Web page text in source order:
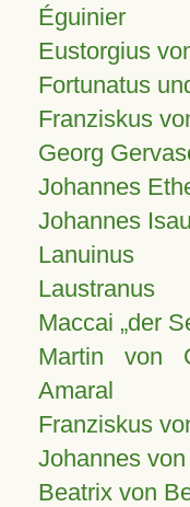
Éguinier
Eustorgius
Fortunatus
Franziskus
Georg
Johannes
Johannes
Lanuinus
Laustranus
Maccai „der
Martin von
Amaral
Franziskus
Johannes
Beatrix von